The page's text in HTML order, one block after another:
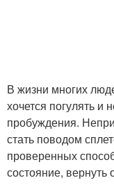
В жизни многих
хочется погулять и
пробуждения.
стать поводом
проверенных
состояние, вернуть